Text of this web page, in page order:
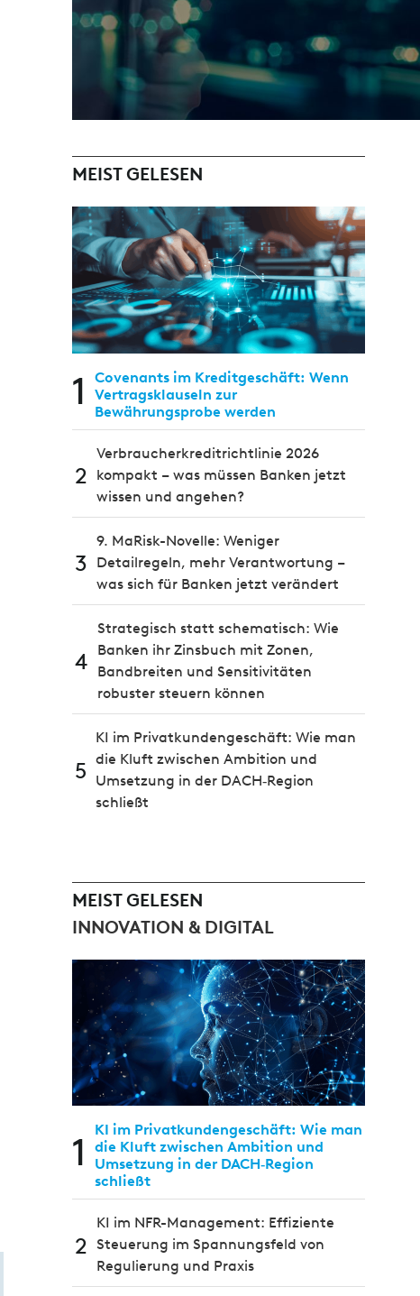
MEIST GELESEN
1
Covenants im Kreditgeschäft: Wenn
Vertragsklauseln zur
Bewährungsprobe werden
2
Verbraucherkreditrichtlinie 2026
kompakt – was müssen Banken jetzt
wissen und angehen?
3
9. MaRisk-Novelle: Weniger
Detailregeln, mehr Verantwortung –
was sich für Banken jetzt verändert
4
Strategisch statt schematisch: Wie
Banken ihr Zinsbuch mit Zonen,
Bandbreiten und Sensitivitäten
robuster steuern können
5
KI im Privatkundengeschäft: Wie man
die Kluft zwischen Ambition und
Umsetzung in der DACH‑Region
schließt
MEIST GELESEN
INNOVATION & DIGITAL
1
KI im Privatkundengeschäft: Wie man
die Kluft zwischen Ambition und
Umsetzung in der DACH‑Region
schließt
2
KI im NFR-Management: Effiziente
Steuerung im Spannungsfeld von
Regulierung und Praxis